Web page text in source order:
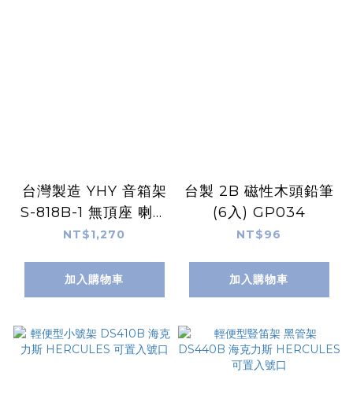
台灣製造 YHY 音箱架
S-818B-1 無頂座 喇叭
架
NT$1,270
加入購物車
台製 2B 磁性木頭鉛筆
(6入) GP034
NT$96
加入購物車